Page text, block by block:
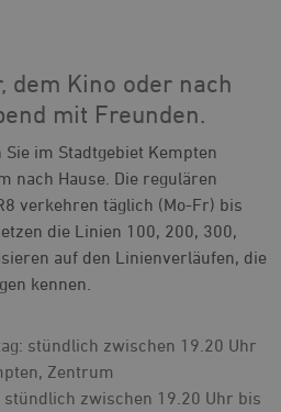
dem Kino oder nach
mit Freunden.
im Stadtgebiet Kempten
nach Hause. Die regulären
verkehren täglich (Mo-Fr) bis
die Linien 100, 200, 300,
auf den Linienverläufen, die
kennen.
stündlich zwischen 19.20 Uhr
Zentrum
stündlich zwischen 19.20 Uhr bis